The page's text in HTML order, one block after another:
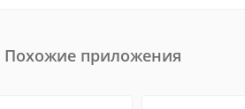
Похожие приложения